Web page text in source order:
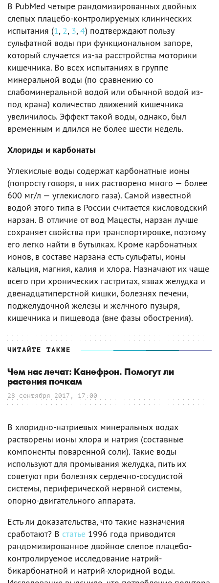
В PubMed четыре рандомизированных двойных
слепых плацебо-контролируемых клинических
испытания (1, 2, 3,4) подтверждают пользу
сульфатной воды при функциональном запоре,
который случается из-за расстройства моторики
кишечника. Во всех испытаниях в группе
минеральной воды (по сравнению со
слабоминеральной водой или обычной водой из-
под крана) количество движений кишечника
увеличилось. Эффект такой воды, однако, был
временным и длился не более шести недель.
Хлориды и карбонаты
Углекислые воды содержат карбонатные ионы
(попросту говоря, в них растворено много — более
600 мг/л — углекислого газа). Самой известной
водой этого типа в России считается кисловодский
нарзан. В отличие от вод Мацесты, нарзан лучше
сохраняет свойства при транспортировке, поэтому
его легко найти в бутылках. Кроме карбонатных
ионов, в составе нарзана есть сульфаты, ионы
кальция, магния, калия и хлора. Назначают их чаще
всего при хронических гастритах, язвах желудка и
двенадцатиперстной кишки, болезнях печени,
поджелудочной железы и желчного пузыря,
кишечника и пищевода (вне фазы обострения).
ЧИТАЙТЕ ТАКЖЕ
Чем нас лечат: Канефрон. Помогут ли
растения почкам
28 сентября 2017, 17:00
В хлоридно-натриевых минеральных водах
растворены ионы хлора и натрия (составные
компоненты поваренной соли). Такие воды
используют для промывания желудка, пить их
советуют при болезнях сердечно-сосудистой
системы, периферической нервной системы,
опорно-двигательного аппарата.
Есть ли доказательства, что такие назначения
сработают? В статье 1996 года приводится
рандомизированное двойное слепое плацебо-
контролируемое исследование натрий-
бикарбонатной и натрий-хлоридной воды.